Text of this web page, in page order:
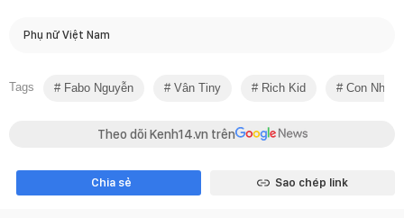
Phụ nữ Việt Nam
Tags Fabo Nguyễn Vân Tiny Rich Kid Con Nhà
Theo dõi Kenh14.vn trên
Chia sẻ Sao chép link